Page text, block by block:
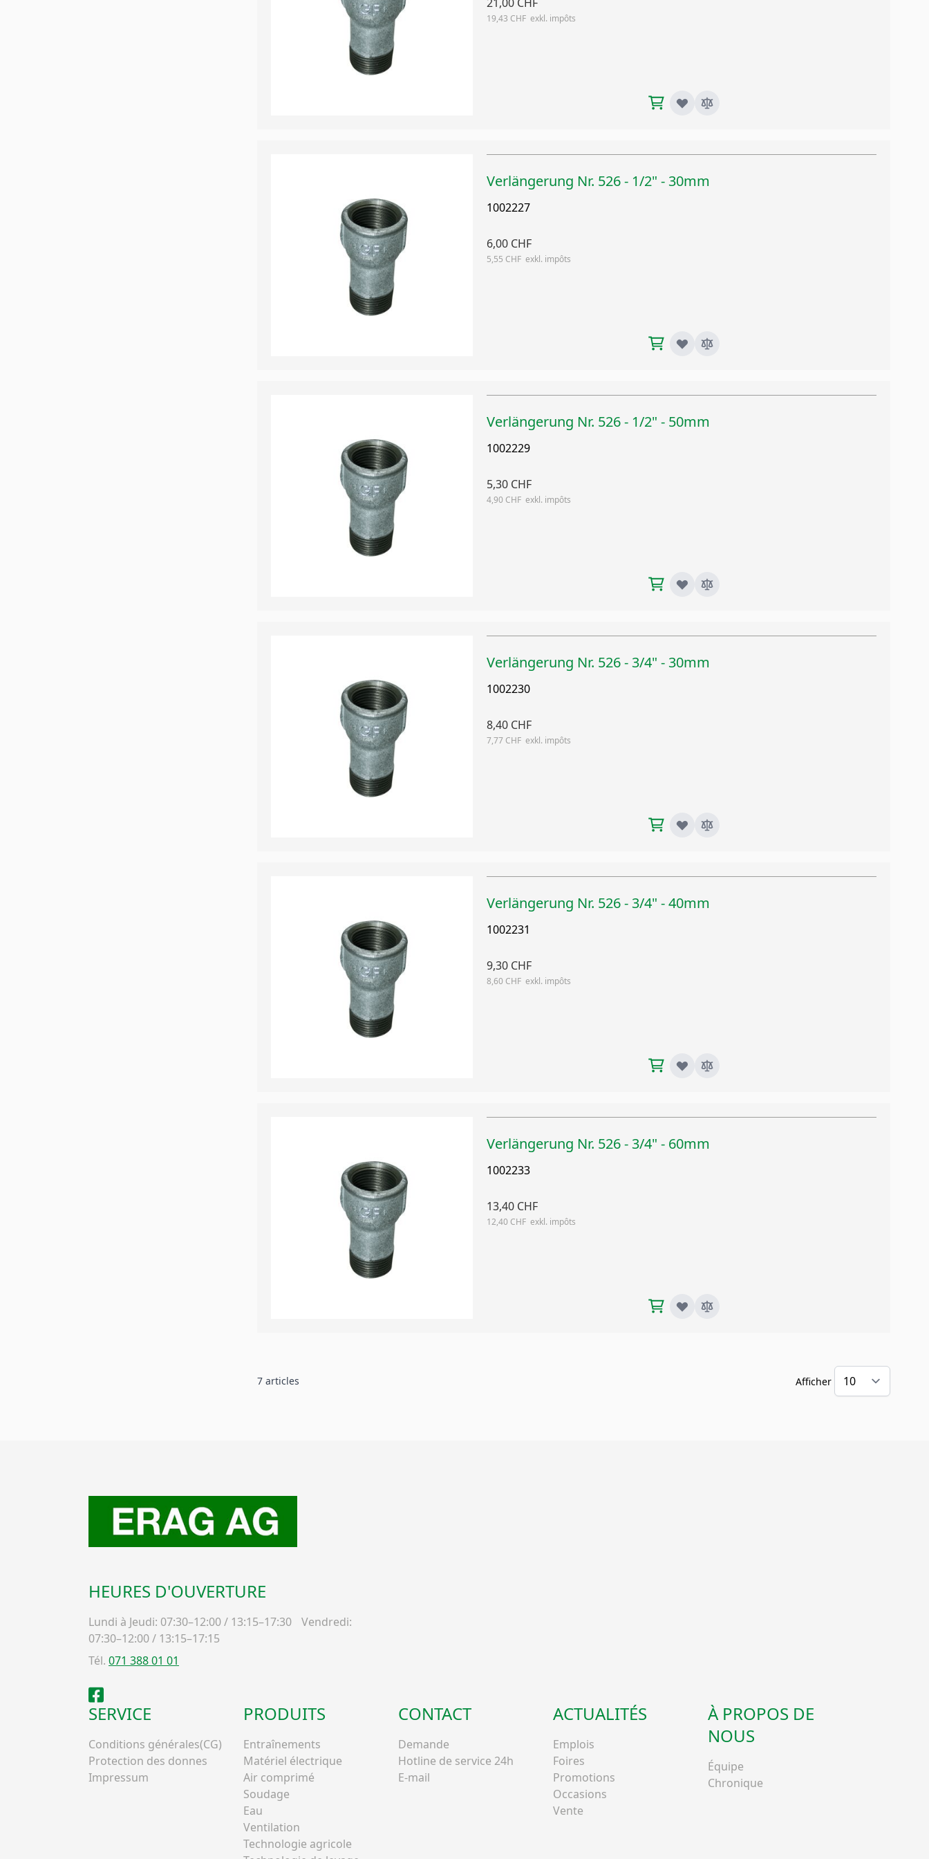
21,00 CHF
19,43 CHF
Verlängerung Nr. 526 - 1/2" - 30mm
1002227
6,00 CHF
5,55 CHF
Verlängerung Nr. 526 - 1/2" - 50mm
1002229
5,30 CHF
4,90 CHF
Verlängerung Nr. 526 - 3/4" - 30mm
1002230
8,40 CHF
7,77 CHF
Verlängerung Nr. 526 - 3/4" - 40mm
1002231
9,30 CHF
8,60 CHF
Verlängerung Nr. 526 - 3/4" - 60mm
1002233
13,40 CHF
12,40 CHF
7 articles Afficher
HEURES D'OUVERTURE
Lundi à Jeudi: 07:30–12:00 / 13:15–17:30
Vendredi:
07:30–12:00 / 13:15–17:15
Tél. 071 388 01 01
Facebook
SERVICE
Conditions générales(CG)
Protection des donnes
Impressum
PRODUITS
Entraînements
Matériel électrique
Air comprimé
Soudage
Eau
Ventilation
Technologie agricole
CONTACT
Demande
Hotline de service 24h
E-mail
ACTUALITÉS
Emplois
Foires
Promotions
Occasions
Vente
À PROPOS DE
NOUS
Équipe
Chronique